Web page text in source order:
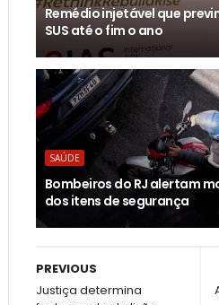
Remédio injetável que
SUS até o fim o ano
SAÚDE
Bombeiros do RJ alertam
dos itens de segurança
PREVIOUS
Justiça determina